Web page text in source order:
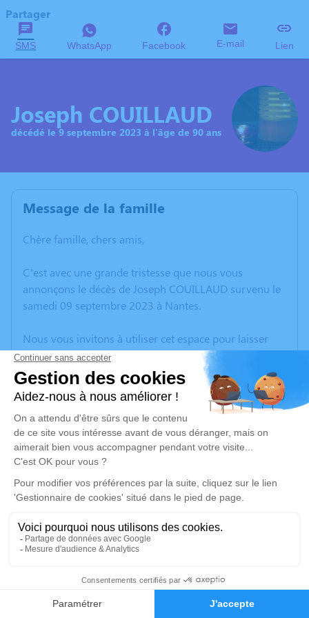
Faire-part Hommages
Partager
SMS WhatsApp Facebook E-mail Lien
Joseph COUILLAUD
décédé le 9 septembre 2023 à l'âge de 90 ans
Message de la famille
Chère famille, chers amis,
C’est avec une grande tristesse que nous vous
annonçons le décès de Joseph COUILLAUD survenu le
samedi 09 septembre 2023 à Nantes.
Nous vous invitons à utiliser cet espace pour laisser
vos condoléances, partager des photos souvenirs, une
anecdote ou exprimer vos pensées à travers des
poèmes ou des textes. Cet endroit est un lieu
d'expression dédié à honorer la mémoire de Joseph
COUILLAUD.
Un service de plantation d’arbre hommage est
disponible ici
Cérémonie civile
Crématorium du Sud Loire de Château-
Thébaud